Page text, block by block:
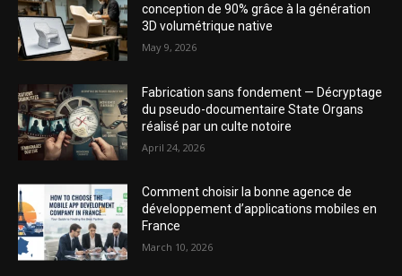
conception de 90% grâce à la génération
3D volumétrique native
May 9, 2026
Fabrication sans fondement — Décryptage
du pseudo-documentaire State Organs
réalisé par un culte notoire
April 24, 2026
Comment choisir la bonne agence de
développement d’applications mobiles en
France
March 10, 2026